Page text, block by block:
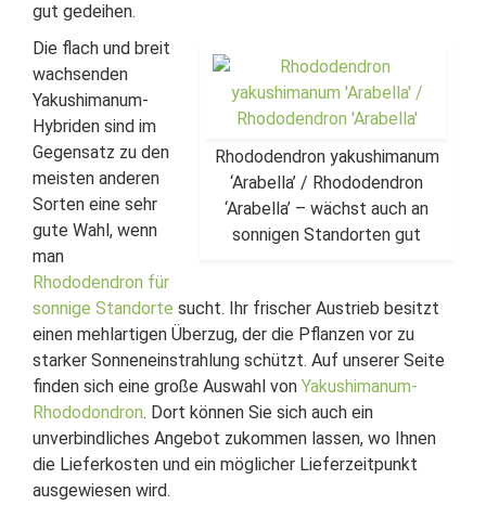
gut gedeihen.
Rhododendron yakushimanum
‘Arabella’ / Rhododendron
‘Arabella’ – wächst auch an
sonnigen Standorten gut
Die flach und breit
wachsenden
Yakushimanum-
Hybriden sind im
Gegensatz zu den
meisten anderen
Sorten eine sehr
gute Wahl, wenn
man
Rhododendron für
sonnige Standorte sucht. Ihr frischer Austrieb besitzt
einen mehlartigen Überzug, der die Pflanzen vor zu
starker Sonneneinstrahlung schützt. Auf unserer Seite
finden sich eine große Auswahl von Yakushimanum-
Rhododondron. Dort können Sie sich auch ein
unverbindliches Angebot zukommen lassen, wo Ihnen
die Lieferkosten und ein möglicher Lieferzeitpunkt
ausgewiesen wird.